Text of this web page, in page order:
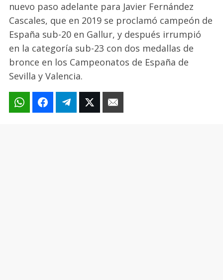
nuevo paso adelante para Javier Fernández
Cascales, que en 2019 se proclamó campeón de
España sub-20 en Gallur, y después irrumpió
en la categoría sub-23 con dos medallas de
bronce en los Campeonatos de España de
Sevilla y Valencia.